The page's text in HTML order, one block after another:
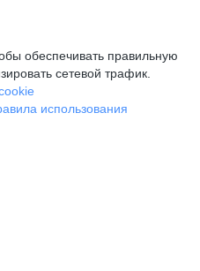
обеспечивать правильную
сетевой трафик.
использования